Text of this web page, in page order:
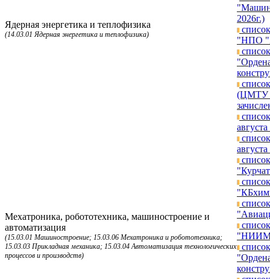
Ядерная энергетика и теплофизика
(14.03.01 Ядерная энергетика и теплофизика)
2026г.)
"НПО
(ЦМТУ
Мехатроника, робототехника, машиностроение и
автоматизация
(15.03.01 Машиностроение; 15.03.06 Мехатроника и робототехника;
15.03.03 Прикладная механика; 15.03.04 Автоматизация технологических
процессов и производств)